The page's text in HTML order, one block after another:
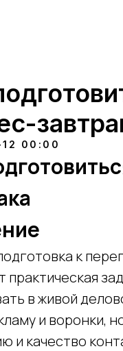
00:00
к
практическая
в живой
и воронки,
и качество